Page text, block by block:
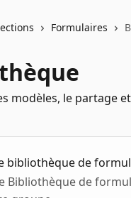
Formulaires
modèles, le partage
bibliothèque de
Bibliothèque de